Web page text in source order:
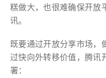
糕做大，也很难确保开放
讯。
既要通过开放分享市场，
过快向外转移价值，腾讯
署：